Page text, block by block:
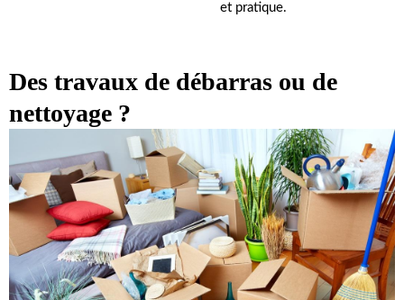
et pratique.
Des travaux de débarras ou de
nettoyage ?